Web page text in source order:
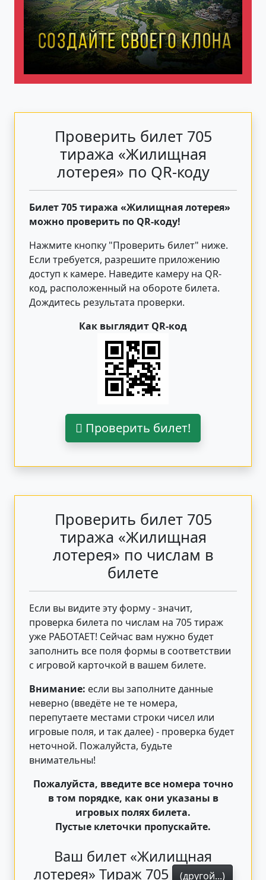
Проверить билет 705
тиража «Жилищная
лотерея» по QR-коду
Билет 705 тиража «Жилищная лотерея»
можно проверить по QR-коду!
Нажмите кнопку "Проверить билет" ниже.
Если требуется, разрешите приложению
доступ к камере. Наведите камеру на QR-
код, расположенный на обороте билета.
Дождитесь результата проверки.
Как выглядит QR-код
Проверить билет!
Проверить билет 705
тиража «Жилищная
лотерея» по числам в
билете
Если вы видите эту форму - значит,
проверка билета по числам на 705 тираж
уже РАБОТАЕТ! Сейчас вам нужно будет
заполнить все поля формы в соответствии
с игровой карточкой в вашем билете.
Внимание: если вы заполните данные
неверно (введёте не те номера,
перепутаете местами строки чисел или
игровые поля, и так далее) - проверка будет
неточной. Пожалуйста, будьте
внимательны!
Пожалуйста, введите все номера точно
в том порядке, как они указаны в
игровых полях билета.
Пустые клеточки пропускайте.
Ваш билет «Жилищная
лотерея» Тираж 705
(другой...)